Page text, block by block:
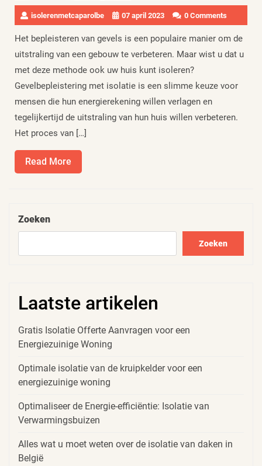
isolerenmetcaparolbe 07 april 2023 0 Comments
Het bepleisteren van gevels is een populaire manier om de
uitstraling van een gebouw te verbeteren. Maar wist u dat u
met deze methode ook uw huis kunt isoleren?
Gevelbepleistering met isolatie is een slimme keuze voor
mensen die hun energierekening willen verlagen en
tegelijkertijd de uitstraling van hun huis willen verbeteren.
Het proces van […]
Read More
More
Zoeken
Zoeken
Laatste artikelen
Gratis Isolatie Offerte Aanvragen voor een
Energiezuinige Woning
Optimale isolatie van de kruipkelder voor een
energiezuinige woning
Optimaliseer de Energie-efficiëntie: Isolatie van
Verwarmingsbuizen
Alles wat u moet weten over de isolatie van daken in
België